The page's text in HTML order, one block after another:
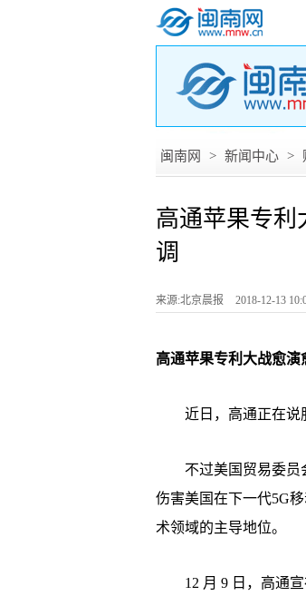
闽南网 > 新闻中心 >
高通苹果专利
调
来源:北京晨报 2018-12-13
高通苹果专利大战愈演
近日，高通正在说服
不过美国贸易委员会
伤害美国在下一代5G
术领域的主导地位。
12 月 9 日，高通宣